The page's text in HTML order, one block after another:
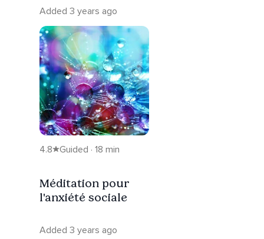
Added 3 years ago
4.8 Guided · 18 min
Méditation pour
l'anxiété sociale
Added 3 years ago